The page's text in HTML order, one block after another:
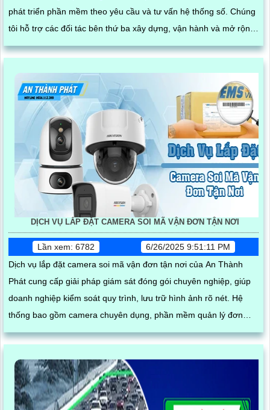
phát triển phần mềm theo yêu cầu và tư vấn hệ thống số. Chúng
tôi hỗ trợ các đối tác bên thứ ba xây dựng, vận hành và mở rộng
hệ thống trên nền tảng mạng xã hội, giúp tối ưu hóa quy trình
DỊCH VỤ LẮP ĐẶT CAMERA SOI MÃ VẬN ĐƠN TẬN NƠI
Lần xem: 6782
6/26/2025 9:51:11 PM
Dịch vụ lắp đặt camera soi mã vận đơn tận nơi của An Thành
Phát cung cấp giải pháp giám sát đóng gói chuyên nghiệp, giúp
doanh nghiệp kiểm soát quy trình, lưu trữ hình ảnh rõ nét. Hệ
thống bao gồm camera chuyên dụng, phần mềm quản lý đơn
hàng, thiết bị quét mã vạch cùng phụ kiện thi công, lắp đặt hoàn
tận nơi